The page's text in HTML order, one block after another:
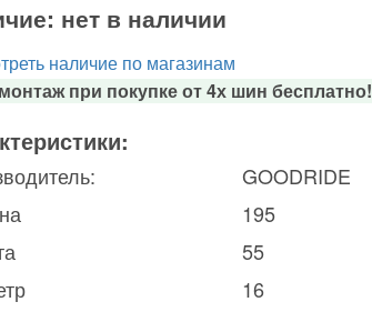
нет в наличии
наличие по магазинам
при покупке от 4х шин бесплатно!
GOODRIDE
195
55
16